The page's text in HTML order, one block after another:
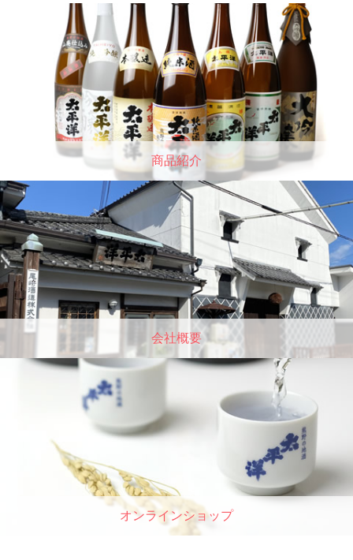
商品紹介
会社概要
オンラインショップ